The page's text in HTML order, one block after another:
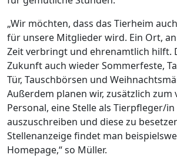
„Wir möchten, dass das Tierheim
für unsere Mitglieder wird. Ein Ort,
Zeit verbringt und ehrenamtlich hilft.
Zukunft auch wieder Sommerfeste,
Tür, Tauschbörsen und
Außerdem planen wir, zusätzlich zum
Personal, eine Stelle als Tierpfleger/
auszuschreiben und diese zu
Stellenanzeige findet man
Homepage,“ so Müller.